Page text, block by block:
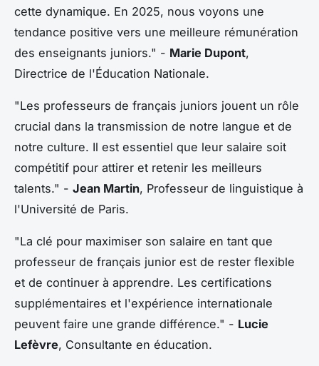
cette dynamique. En 2025, nous voyons une
tendance positive vers une meilleure rémunération
des enseignants juniors." - Marie Dupont,
Directrice de l'Éducation Nationale.
"Les professeurs de français juniors jouent un rôle
crucial dans la transmission de notre langue et de
notre culture. Il est essentiel que leur salaire soit
compétitif pour attirer et retenir les meilleurs
talents." - Jean Martin, Professeur de linguistique à
l'Université de Paris.
"La clé pour maximiser son salaire en tant que
professeur de français junior est de rester flexible
et de continuer à apprendre. Les certifications
supplémentaires et l'expérience internationale
peuvent faire une grande différence." - Lucie
Lefèvre, Consultante en éducation.